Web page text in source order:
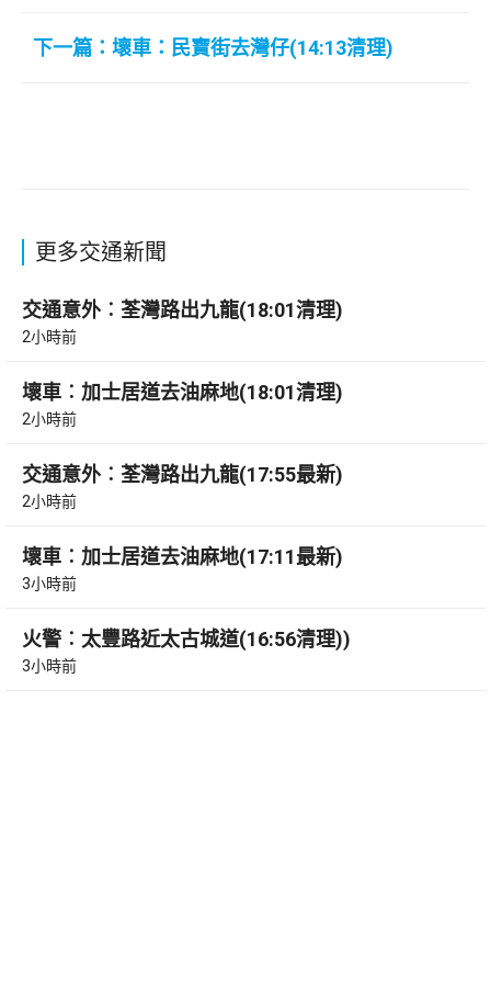
下一篇：壞車：民寶街去灣仔(14:13清理)
更多交通新聞
交通意外︰荃灣路出九龍(18:01清理)
2小時前
壞車︰加士居道去油麻地(18:01清理)
2小時前
交通意外︰荃灣路出九龍(17:55最新)
2小時前
壞車︰加士居道去油麻地(17:11最新)
3小時前
火警︰太豐路近太古城道(16:56清理))
3小時前